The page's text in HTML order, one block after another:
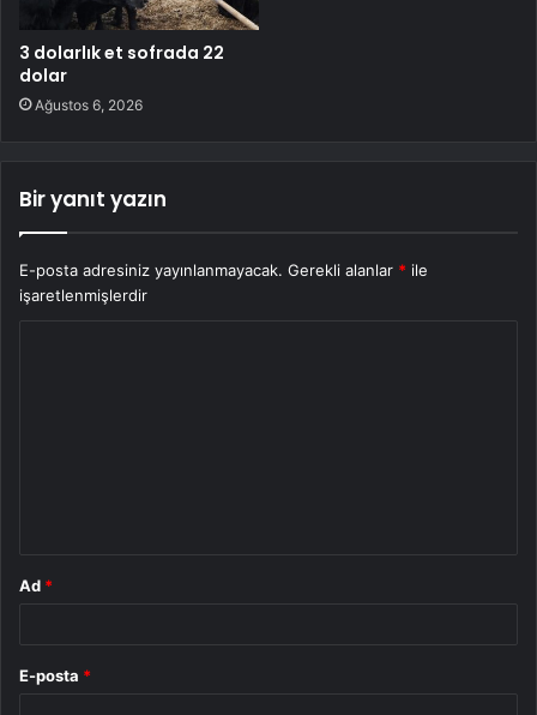
3 dolarlık et sofrada 22
dolar
Ağustos 6, 2026
Bir yanıt yazın
E-posta adresiniz yayınlanmayacak. Gerekli alanlar * ile
işaretlenmişlerdir
Ad *
E-posta *